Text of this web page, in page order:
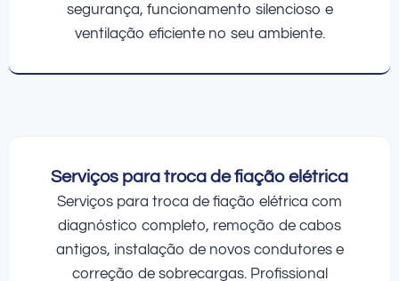
segurança, funcionamento silencioso e
ventilação eficiente no seu ambiente.
Serviços para troca de fiação elétrica
Serviços para troca de fiação elétrica com
diagnóstico completo, remoção de cabos
antigos, instalação de novos condutores e
correção de sobrecargas. Profissional